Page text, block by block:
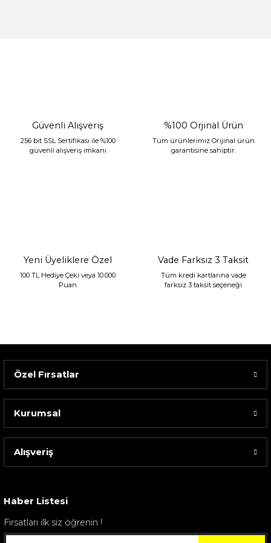
Sarev Elfıda Flanel Nevresim Takımı Çift Kişili...
Güvenli Alışveriş
256 bit SSL Sertifikası ile %100
güvenli alışveriş imkanı
%100 Orjinal Ürün
Tüm ürünlerimiz Orijinal ürün
garantisine sahiptir.
Yeni Üyeliklere Özel
100 TL Hediye Çeki veya 10.000
Puan
Vade Farksız 3 Taksit
Tüm kredi kartlarına vade
farksız 3 taksit seçeneği
Özel Fırsatlar
Kurumsal
Alışveriş
Haber Listesi
Fırsatları ilk siz öğrenin !